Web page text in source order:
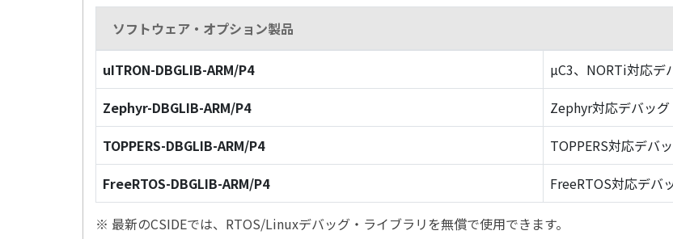
ソフトウェア・オプション製品
uITRON-DBGLIB-ARM/P4
µC3、NORTi対応デ
Zephyr-DBGLIB-ARM/P4
Zephyr対応デバッグ
TOPPERS-DBGLIB-ARM/P4
TOPPERS対応デバ
FreeRTOS-DBGLIB-ARM/P4
FreeRTOS対応デバ
※ 最新のCSIDEでは、RTOS/Linuxデバッグ・ライブラリを無償で使用できます。